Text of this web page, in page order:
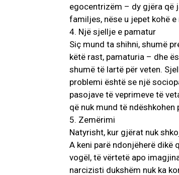
egocentrizëm – dy gjëra që
familjes, nëse u jepet kohë
4. Një sjellje e pamatur
Siç mund ta shihni, shumë
këtë rast, pamaturia – dhe
shumë të lartë për veten.
problemi është se një
pasojave të veprimeve të
që nuk mund të ndëshkohen
5. Zemërimi
Natyrisht, kur gjërat nuk
A keni parë ndonjëherë dikë
vogël, të vërtetë apo
narcizisti dukshëm nuk ka